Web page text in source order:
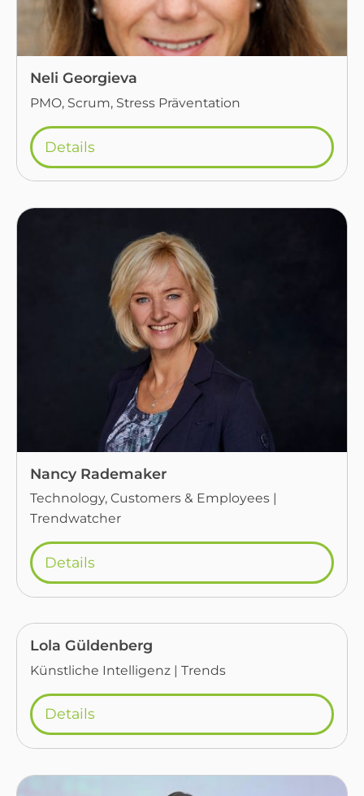
Neli Georgieva
PMO, Scrum, Stress Präventation
Details
Nancy Rademaker
Technology, Customers & Employees |
Trendwatcher
Details
Lola Güldenberg
Künstliche Intelligenz | Trends
Details